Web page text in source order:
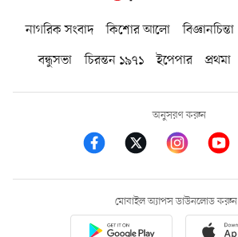
নাগরিক সংবাদ কিশোর আলো বিজ্ঞানচিন্তা
বন্ধুসভা
চিরন্তন ১৯৭১ ইপেপার প্রথমা
অনুসরণ করুন
মোবাইল অ্যাপস ডাউনলোড করুন